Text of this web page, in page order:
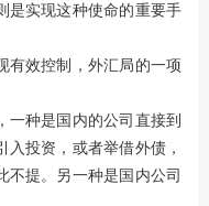
是实现这种使命的重要手
有效控制，外汇局的一项
一种是国内的公司直接到
投资，或者举借外债，
不提。另一种是国内公司